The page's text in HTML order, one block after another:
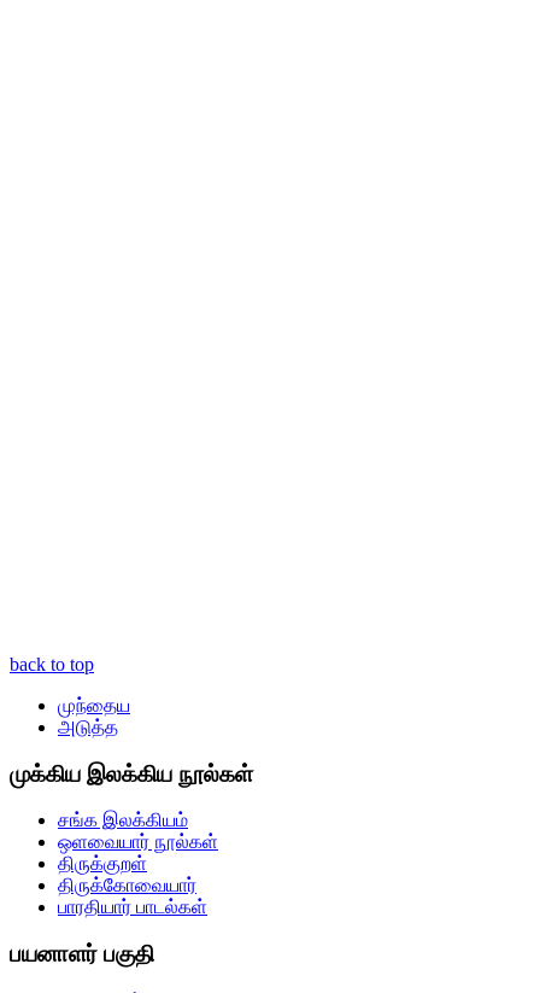
back to top
முந்தைய
அடுத்த
முக்கிய இலக்கிய நூல்கள்
சங்க இலக்கியம்
ஒளவையார் நூல்கள்
திருக்குறள்
திருக்கோவையார்
பாரதியார் பாடல்கள்
பயனாளர் பகுதி